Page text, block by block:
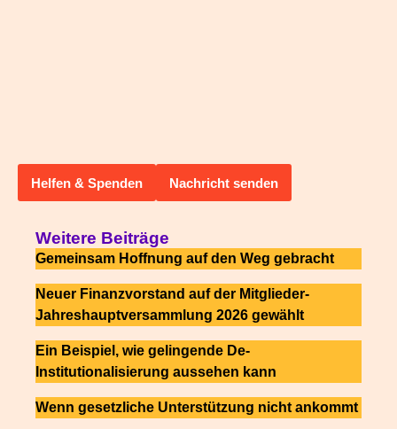
Helfen & Spenden Nachricht senden
Weitere Beiträge
Gemeinsam Hoffnung auf den Weg gebracht
Neuer Finanzvorstand auf der Mitglieder-
Jahreshauptversammlung 2026 gewählt
Ein Beispiel, wie gelingende De-
Institutionalisierung aussehen kann
Wenn gesetzliche Unterstützung nicht ankommt